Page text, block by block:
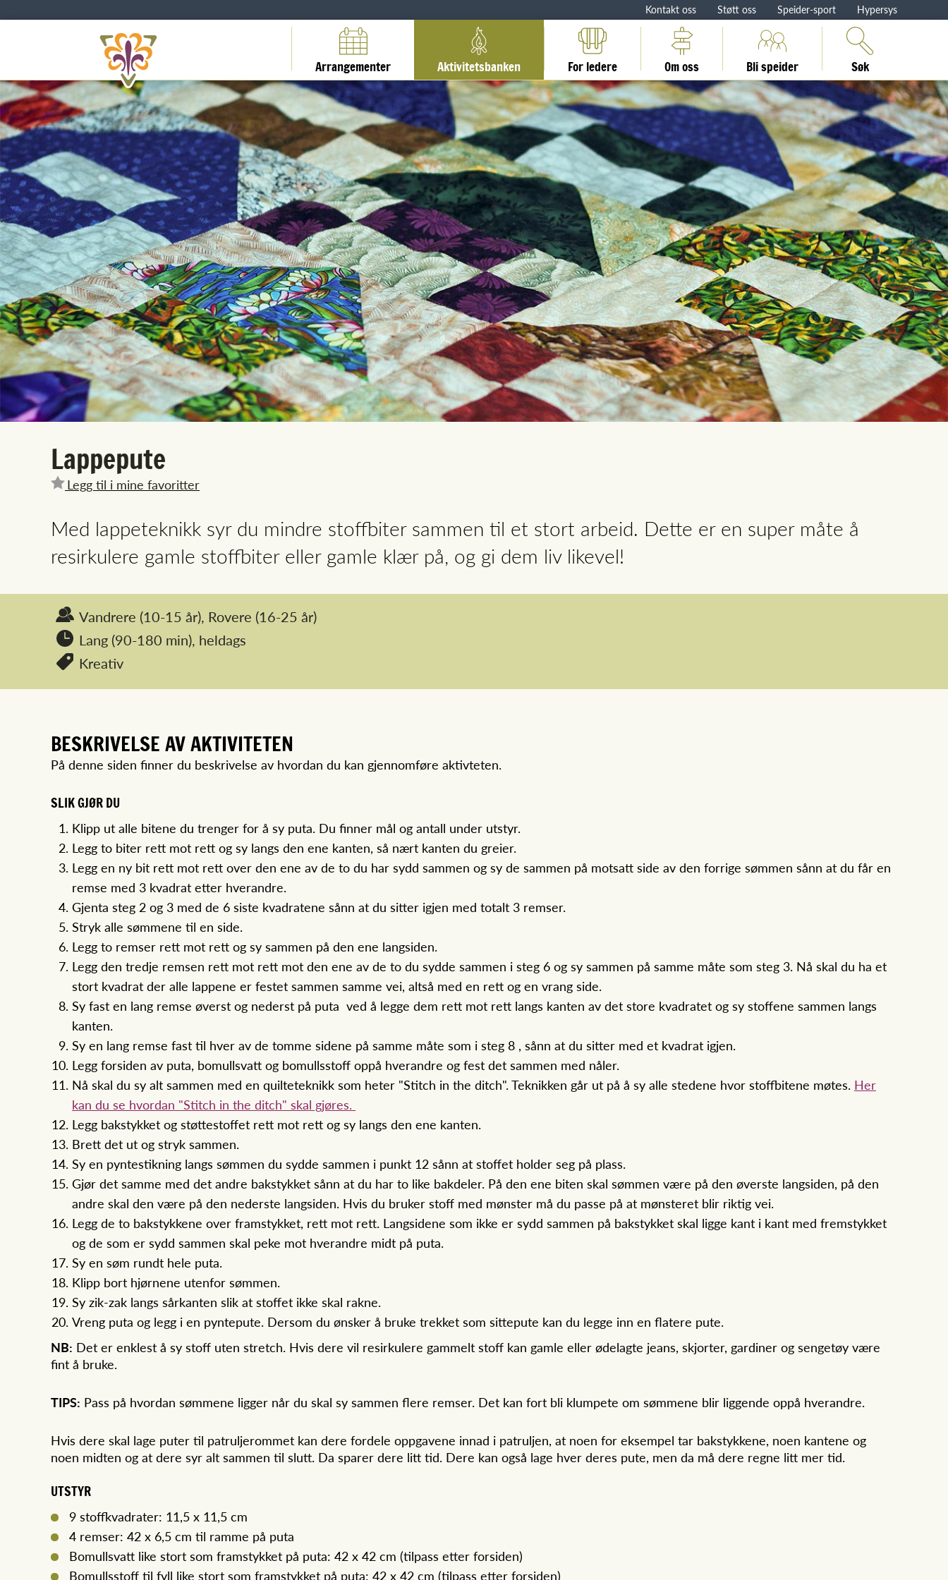
Kontakt oss Støtt oss Speider-sport Hypersys
Arrangementer Aktivitetsbanken For ledere Om oss Bli speider Søk
Lappepute
Legg til i mine favoritter
Med lappeteknikk syr du mindre stoffbiter sammen til et stort arbeid. Dette er en super måte å
resirkulere gamle stoffbiter eller gamle klær på, og gi dem liv likevel!
Vandrere (10-15 år), Rovere (16-25 år)
Lang (90-180 min), heldags
Kreativ
BESKRIVELSE AV AKTIVITETEN
På denne siden finner du beskrivelse av hvordan du kan gjennomføre aktivteten.
SLIK GJØR DU
Klipp ut alle bitene du trenger for å sy puta. Du finner mål og antall under utstyr.
Legg to biter rett mot rett og sy langs den ene kanten, så nært kanten du greier.
Legg en ny bit rett mot rett over den ene av de to du har sydd sammen og sy de sammen på motsatt side av den forrige sømmen sånn at du får en
remse med 3 kvadrat etter hverandre.
Gjenta steg 2 og 3 med de 6 siste kvadratene sånn at du sitter igjen med totalt 3 remser.
Stryk alle sømmene til en side.
Legg to remser rett mot rett og sy sammen på den ene langsiden.
Legg den tredje remsen rett mot rett mot den ene av de to du sydde sammen i steg 6 og sy sammen på samme måte som steg 3. Nå skal du ha et
stort kvadrat der alle lappene er festet sammen samme vei, altså med en rett og en vrang side.
Sy fast en lang remse øverst og nederst på puta ved å legge dem rett mot rett langs kanten av det store kvadratet og sy stoffene sammen langs
kanten.
Sy en lang remse fast til hver av de tomme sidene på samme måte som i steg 8 , sånn at du sitter med et kvadrat igjen.
Legg forsiden av puta, bomullsvatt og bomullsstoff oppå hverandre og fest det sammen med nåler.
Nå skal du sy alt sammen med en quilteteknikk som heter "Stitch in the ditch". Teknikken går ut på å sy alle stedene hvor stoffbitene møtes. Her
kan du se hvordan "Stitch in the ditch" skal gjøres.
Legg bakstykket og støttestoffet rett mot rett og sy langs den ene kanten.
Brett det ut og stryk sammen.
Sy en pyntestikning langs sømmen du sydde sammen i punkt 12 sånn at stoffet holder seg på plass.
Gjør det samme med det andre bakstykket sånn at du har to like bakdeler. På den ene biten skal sømmen være på den øverste langsiden, på den
andre skal den være på den nederste langsiden. Hvis du bruker stoff med mønster må du passe på at mønsteret blir riktig vei.
Legg de to bakstykkene over framstykket, rett mot rett. Langsidene som ikke er sydd sammen på bakstykket skal ligge kant i kant med fremstykket
og de som er sydd sammen skal peke mot hverandre midt på puta.
Sy en søm rundt hele puta.
Klipp bort hjørnene utenfor sømmen.
Sy zik-zak langs sårkanten slik at stoffet ikke skal rakne.
Vreng puta og legg i en pyntepute. Dersom du ønsker å bruke trekket som sittepute kan du legge inn en flatere pute.
NB: Det er enklest å sy stoff uten stretch. Hvis dere vil resirkulere gammelt stoff kan gamle eller ødelagte jeans, skjorter, gardiner og sengetøy være
fint å bruke.
TIPS: Pass på hvordan sømmene ligger når du skal sy sammen flere remser. Det kan fort bli klumpete om sømmene blir liggende oppå hverandre.
Hvis dere skal lage puter til patruljerommet kan dere fordele oppgavene innad i patruljen, at noen for eksempel tar bakstykkene, noen kantene og
noen midten og at dere syr alt sammen til slutt. Da sparer dere litt tid. Dere kan også lage hver deres pute, men da må dere regne litt mer tid.
UTSTYR
9 stoffkvadrater: 11,5 x 11,5 cm
4 remser: 42 x 6,5 cm til ramme på puta
Bomullsvatt like stort som framstykket på puta: 42 x 42 cm (tilpass etter forsiden)
Bomullsstoff til fyll like stort som framstykket på puta: 42 x 42 cm (tilpass etter forsiden)